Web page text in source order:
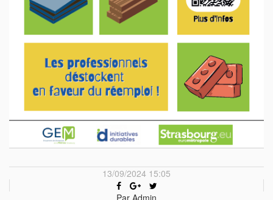
13/09/2024 15:05
Par Admin